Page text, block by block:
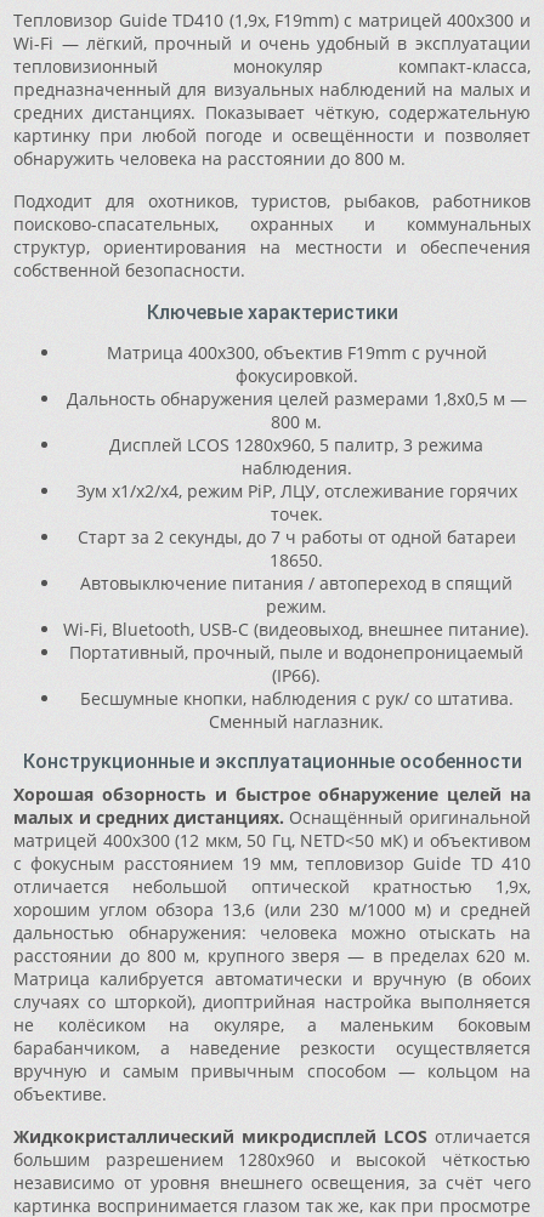
Тепловизор Guide TD410 (1,9x, F19mm) с матрицей 400x300 и
Wi-Fi — лёгкий, прочный и очень удобный в эксплуатации
тепловизионный монокуляр компакт-класса,
предназначенный для визуальных наблюдений на малых и
средних дистанциях. Показывает чёткую, содержательную
картинку при любой погоде и освещённости и позволяет
обнаружить человека на расстоянии до 800 м.
Подходит для охотников, туристов, рыбаков, работников
поисково-спасательных, охранных и коммунальных
структур, ориентирования на местности и обеспечения
собственной безопасности.
Ключевые характеристики
Матрица 400x300, объектив F19mm с ручной
фокусировкой.
Дальность обнаружения целей размерами 1,8x0,5 м —
800 м.
Дисплей LCOS 1280x960, 5 палитр, 3 режима
наблюдения.
Зум x1/x2/x4, режим PiP, ЛЦУ, отслеживание горячих
точек.
Старт за 2 секунды, до 7 ч работы от одной батареи
18650.
Автовыключение питания / автопереход в спящий
режим.
Wi-Fi, Bluetooth, USB-C (видеовыход, внешнее питание).
Портативный, прочный, пыле и водонепроницаемый
(IP66).
Бесшумные кнопки, наблюдения с рук/ со штатива.
Сменный наглазник.
Конструкционные и эксплуатационные особенности
Хорошая обзорность и быстрое обнаружение целей на
малых и средних дистанциях. Оснащённый оригинальной
матрицей 400x300 (12 мкм, 50 Гц, NETD<50 мК) и объективом
с фокусным расстоянием 19 мм, тепловизор Guide TD 410
отличается небольшой оптической кратностью 1,9x,
хорошим углом обзора 13,6 (или 230 м/1000 м) и средней
дальностью обнаружения: человека можно отыскать на
расстоянии до 800 м, крупного зверя — в пределах 620 м.
Матрица калибруется автоматически и вручную (в обоих
случаях со шторкой), диоптрийная настройка выполняется
не колёсиком на окуляре, а маленьким боковым
барабанчиком, а наведение резкости осуществляется
вручную и самым привычным способом — кольцом на
объективе.
Жидкокристаллический микродисплей LCOS отличается
большим разрешением 1280x960 и высокой чёткостью
независимо от уровня внешнего освещения, за счёт чего
картинка воспринимается глазом так же, как при просмотре